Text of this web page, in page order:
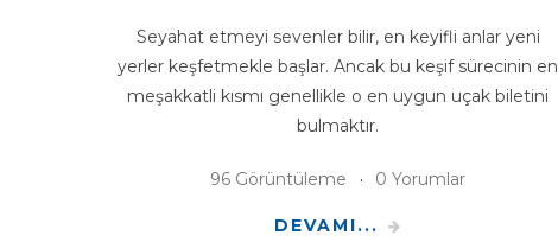
Seyahat etmeyi sevenler bilir, en keyifli anlar yeni
yerler keşfetmekle başlar. Ancak bu keşif sürecinin en
meşakkatli kısmı genellikle o en uygun uçak biletini
bulmaktır.
96 Görüntüleme 0 Yorumlar
DEVAMI...